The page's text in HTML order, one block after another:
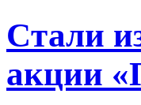
Cтали
акции